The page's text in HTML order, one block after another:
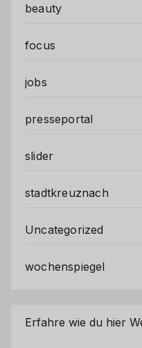
beauty
focus
jobs
presseportal
slider
stadtkreuznach
Uncategorized
wochenspiegel
Erfahre wie du hier